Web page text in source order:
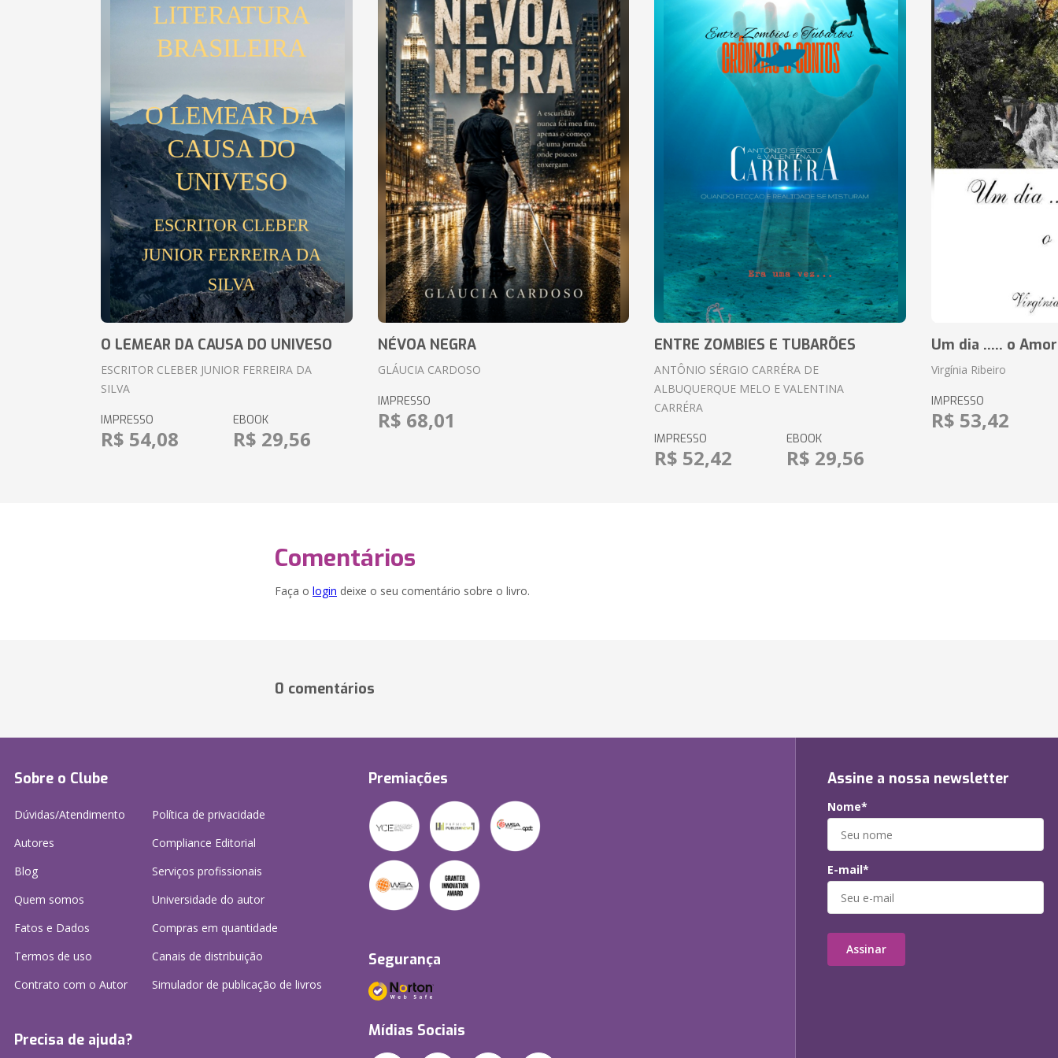
O LEMEAR DA CAUSA DO UNIVESO
ESCRITOR CLEBER JUNIOR FERREIRA DA
SILVA
IMPRESSO
R$ 54,08
EBOOK
R$ 29,56
NÉVOA NEGRA
GLÁUCIA CARDOSO
IMPRESSO
R$ 68,01
ENTRE ZOMBIES E TUBARÕES
ANTÔNIO SÉRGIO CARRÉRA DE
ALBUQUERQUE MELO E VALENTINA
CARRÉRA
IMPRESSO
R$ 52,42
EBOOK
R$ 29,56
Um dia ..... o Amor
Virgínia Ribeiro
IMPRESSO
R$ 53,42
Comentários
Faça o login deixe o seu comentário sobre o livro.
0 comentários
Sobre o Clube
Dúvidas/Atendimento
Autores
Blog
Quem somos
Fatos e Dados
Termos de uso
Contrato com o Autor
Política de privacidade
Compliance Editorial
Serviços profissionais
Universidade do autor
Compras em quantidade
Canais de distribuição
Simulador de publicação de livros
Precisa de ajuda?
Premiações
Segurança
Mídias Sociais
Assine a nossa newsletter
Nome*
E-mail*
Assinar